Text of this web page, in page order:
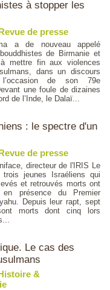
à stopper les
de presse
a de nouveau appelé
de Birmanie et
mettre fin aux violences
dans un discours
de son 79e
une foule de dizaines
de l’Inde, le Dalaï...
: le spectre d'un
de presse
directeur de l'IRIS Le
jeunes Israéliens qui
et retrouvés morts ont
présence du Premier
Depuis leur rapt, sept
morts dont cinq lors
Le cas des
&